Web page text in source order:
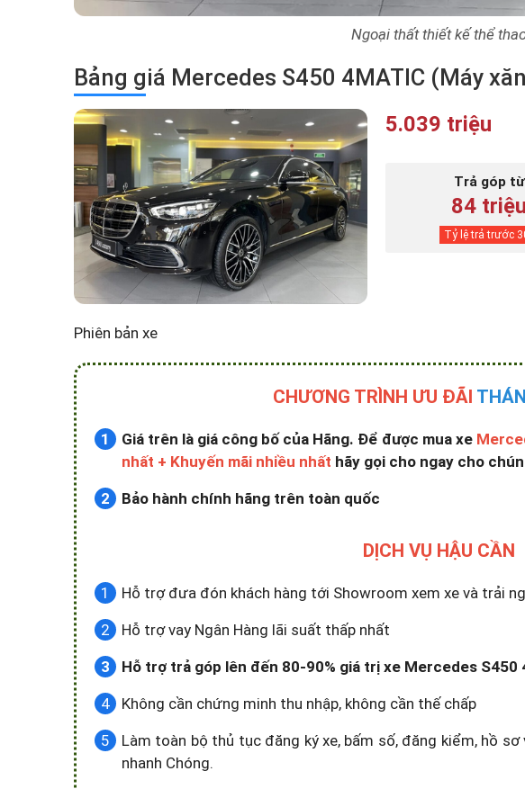
Ngoại thất thiết kế thể
Bảng giá Mercedes S450 4MATIC (Máy
5.039 triệu
Trả góp từ
84 triệu
Tỷ lệ trả trước
Phiên bản xe
CHƯƠNG TRÌNH ƯU ĐÃI
Giá trên là giá công bố của Hãng. Để được mua xe
nhất + Khuyến mãi nhiều nhất hãy gọi cho ngay cho
Bảo hành chính hãng trên toàn quốc
DỊCH VỤ HẬU CẦN
Hỗ trợ đưa đón khách hàng tới Showroom xem xe và trải
Hỗ trợ vay Ngân Hàng lãi suất thấp nhất
Hỗ trợ trả góp lên đến 80-90% giá trị xe Mercedes S450
Không cần chứng minh thu nhập, không cần thế chấp
Làm toàn bộ thủ tục đăng ký xe, bấm số, đăng kiểm, hồ sơ
nhanh Chóng.